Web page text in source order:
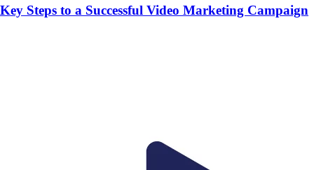
Key Steps to a Successful Video Marketing Campaign